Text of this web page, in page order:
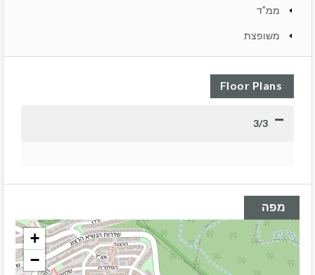
ממ"ד
משופצת
Floor Plans
3/3
מפה
+
−